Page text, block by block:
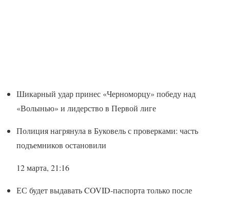
Шикарный удар принес «Черноморцу» победу над
«Волынью» и лидерство в Первой лиге
Полиция нагрянула в Буковель с проверками: часть
подъемников остановили
12 марта, 21:16
ЕС будет выдавать COVID-паспорта только после